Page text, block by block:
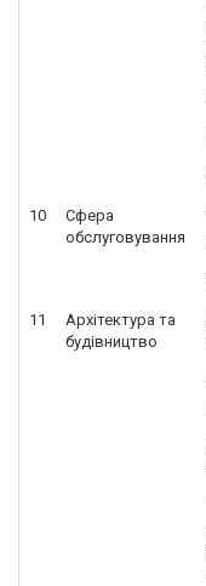
10
Сфера
обслуговування
11
Архітектура та
будівництво